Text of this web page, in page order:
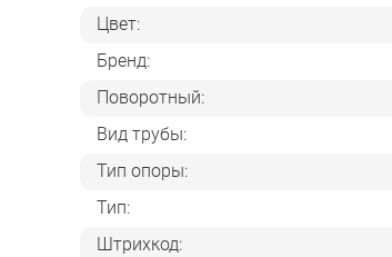
Цвет:
Бренд:
Поворотный:
Вид трубы:
Тип опоры:
Тип:
Штрихкод: